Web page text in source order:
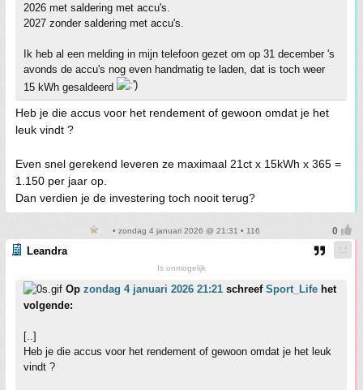
2026 met saldering met accu's.
2027 zonder saldering met accu's.
Ik heb al een melding in mijn telefoon gezet om op 31 december 's
avonds de accu's nog even handmatig te laden, dat is toch weer
15 kWh gesaldeerd
Heb je die accus voor het rendement of gewoon omdat je het
leuk vindt ?
Even snel gerekend leveren ze maximaal 21ct x 15kWh x 365 =
1.150 per jaar op.
Dan verdien je de investering toch nooit terug?
• zondag 4 januari 2026 @ 21:31 • 116
Leandra
Is onmogelijk
Op zondag 4 januari 2026 21:21 schreef Sport_Life het
volgende:
[..]
Heb je die accus voor het rendement of gewoon omdat je het leuk
vindt ?